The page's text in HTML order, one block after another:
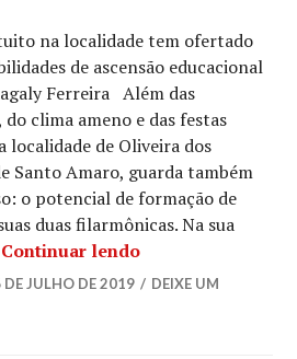
na localidade tem ofertado
de ascensão educacional
Ferreira Além das
clima ameno e das festas
localidade de Oliveira dos
Santo Amaro, guarda também
o potencial de formação de
duas filarmônicas. Na sua
Continuar lendoNotas musicais:
DE JULHO DE 2019
DEIXE UM